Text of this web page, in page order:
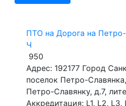
ПТО на Дорога на Петро-
Ч
950
Адрес: 192177 Город
поселок Петро-
Петро-Славянку, д.7,
Аккредитация: L1, L2, L3,